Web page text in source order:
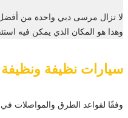
لا تزال مرسى دبي واحدة من أفضل
وهذا هو المكان الذي يمكن فيه
سيارات نظيفة ونظيفة
وفقًا لقواعد الطرق والمواصلات